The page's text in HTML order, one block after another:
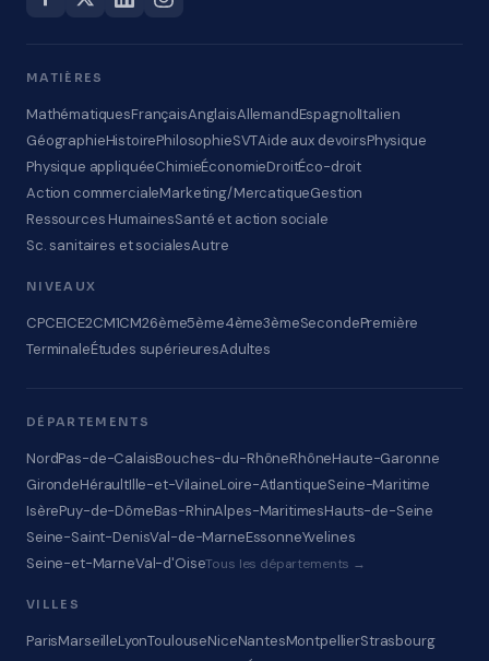
MATIÈRES
MathématiquesFrançaisAnglaisAllemandEspagnolItalien
GéographieHistoirePhilosophieSVTAide aux devoirsPhysique
Physique appliquéeChimieÉconomieDroitÉco-droit
Action commercialeMarketing/MercatiqueGestion
Ressources HumainesSanté et action sociale
Sc. sanitaires et socialesAutre
NIVEAUX
CPCE1CE2CM1CM26ème5ème4ème3èmeSecondePremière
TerminaleÉtudes supérieuresAdultes
DÉPARTEMENTS
NordPas-de-CalaisBouches-du-RhôneRhôneHaute-Garonne
GirondeHéraultIlle-et-VilaineLoire-AtlantiqueSeine-Maritime
IsèrePuy-de-DômeBas-RhinAlpes-MaritimesHauts-de-Seine
Seine-Saint-DenisVal-de-MarneEssonneYvelines
Seine-et-MarneVal-d'OiseTous les départements →
VILLES
ParisMarseilleLyonToulouseNiceNantesMontpellierStrasbourg